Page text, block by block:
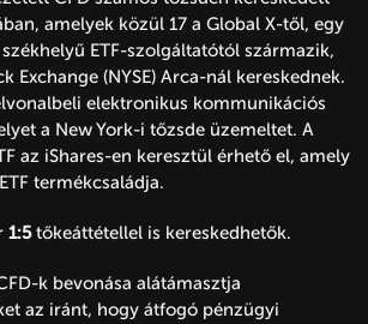
amelyek közül 17 a Global X-től, egy
ETF-szolgáltatótól származik,
Exchange (NYSE) Arca-nál kereskednek.
elektronikus kommunikációs
a New York-i tőzsde üzemeltet. A
az iShares-en keresztül érhető el, amely
termékcsaládja.
1:5tőkeáttétellel is kereskedhetők.
k bevonása alátámasztja
az iránt, hogy átfogó pénzügyi